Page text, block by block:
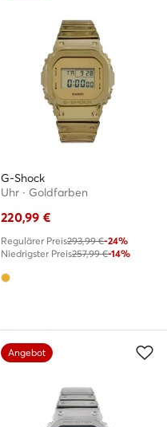
G-Shock
Uhr · Goldfarben
220,99 €
Regulärer Preis293,99 €-24%
Niedrigster Preis257,99 €-14%
Angebot